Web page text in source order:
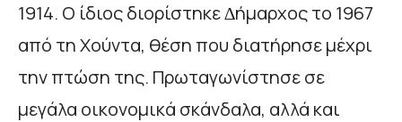
1914. Ο ίδιος διορίστηκε ∆ήµαρχος το 1967
από τη Χούντα, θέση που διατήρησε µέχρι
την πτώση της. Πρωταγωνίστησε σε
µεγάλα οικονοµικά σκάνδαλα, αλλά και